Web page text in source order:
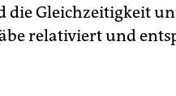
die Gleichzeitigkeit
relativiert und